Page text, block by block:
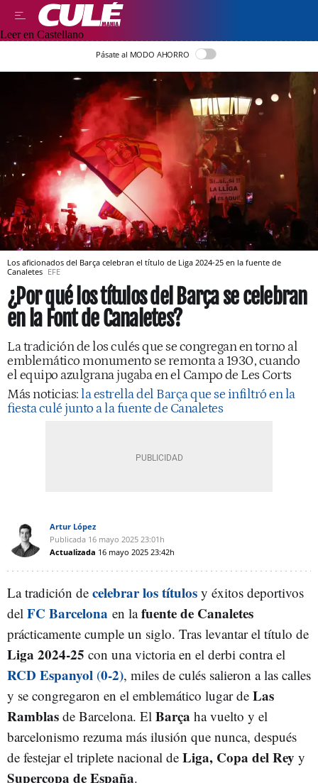
Leer en Castellano
Pásate al MODO AHORRO
Los aficionados del Barça celebran el título de Liga 2024-25 en la fuente de
Canaletes EFE
¿Por qué los títulos del Barça se celebran
en la Font de Canaletes?
La tradición de los culés que se congregan en torno al
emblemático monumento se remonta a 1930, cuando
el equipo azulgrana jugaba en el Campo de Les Corts
Más noticias: la estrella del Barça que se infiltró en la
fiesta culé junto a la fuente de Canaletes
Artur López
Publicada 16 mayo 2025 23:01h
Actualizada 16 mayo 2025 23:42h
La tradición de celebrar los títulos y éxitos deportivos
del FC Barcelona en lafuente de Canaletes
prácticamente cumple un siglo. Tras levantar el título de
Liga 2024-25 con una victoria en el derbi contra el
RCD Espanyol (0-2), miles de culés salieron a las calles
y se congregaron en el emblemático lugar de Las
Ramblas de Barcelona. El Barça ha vuelto y el
barcelonismo rezuma más ilusión que nunca, después
de festejar el triplete nacional de Liga, Copa del Rey y
Supercopa de España.